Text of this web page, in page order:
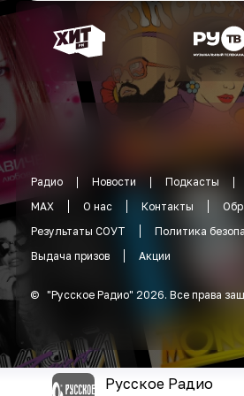
Радио Новости Подкасты
MAX
О нас Контакты
Результаты СОУТ
Политика
Выдача призов
Акции
© "Русское Радио" 2026. Все права
Русское Радио